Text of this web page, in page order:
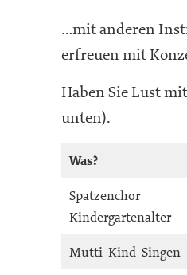
…mit anderen
erfreuen mit
Haben Sie Lust
unten).
Was?
Spatzenchor
Kindergartenalter
Mutti-Kind-Singen